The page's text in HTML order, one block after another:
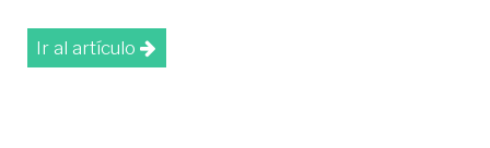
Ir al artículo